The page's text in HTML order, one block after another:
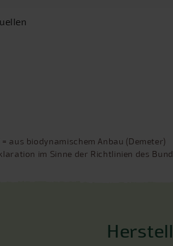
aus biodynamischem Anbau (Demeter)
im Sinne der Richtlinien des